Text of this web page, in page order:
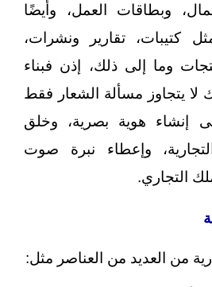
وبطاقات العمل، وأيضًا
كتيبات، تقارير ونشرات،
وما إلى ذلك، إذن فبناء
لا يتجاوز مسألة الشعار فقط
إنشاء هوية بصرية، وخلق
وإعطاء نبرة صوت
التجاري.
من العديد من العناصر مثل: